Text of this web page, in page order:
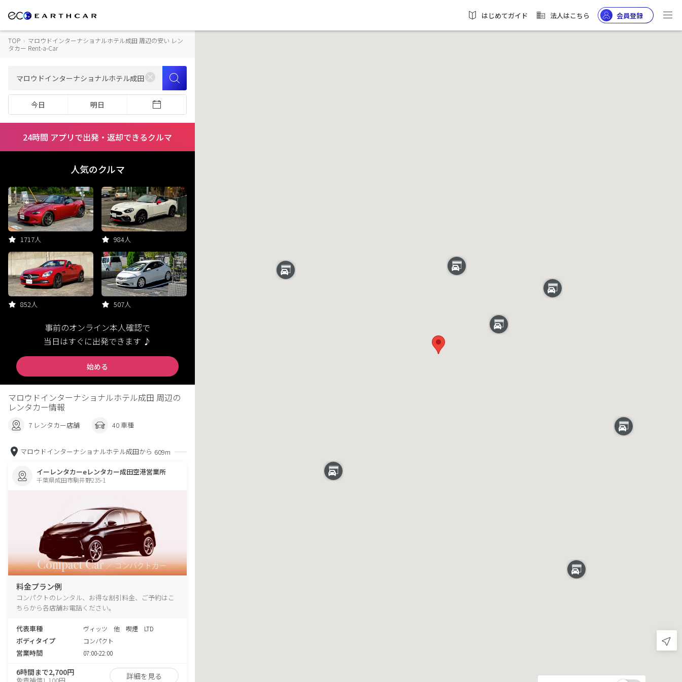
はじめてガイド 法人はこちら 会員登録
TOP › マロウドインターナショナルホテル成田 周辺の安い レン
タカー Rent-a-Car
今日 明日
24時間 アプリで出発・返却できるクルマ
人気のクルマ
1717人 984人
852人 507人
事前のオンライン本人確認で
当日はすぐに出発できます ♪
始める
マロウドインターナショナルホテル成田 周辺の
レンタカー情報
7 レンタカー店舗 40 車種
マロウドインターナショナルホテル成田から 609m
イーレンタカーeレンタカー成田空港営業所
千葉県成田市駒井野235-1
料金プラン例
コンパクトのレンタル、お得な割引料金、ご予約はこ
ちらから各店舗お電話ください。
代表車種 ヴィッツ 他 喫煙 LTD
ボディタイプ コンパクト
営業時間 07:00-22:00
6時間まで2,700円
免責補償1,100円 詳細を見る